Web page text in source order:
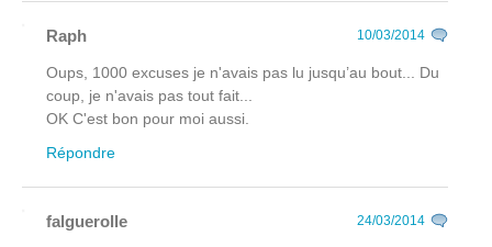
Raph 10/03/2014
Oups, 1000 excuses je n'avais pas lu jusqu’au bout... Du
coup, je n'avais pas tout fait...
OK C'est bon pour moi aussi.
Répondre
falguerolle 24/03/2014